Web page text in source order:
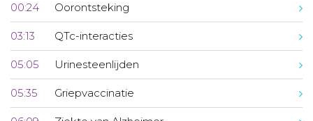
00:24 Oorontsteking
03:13 QTc-interacties
05:05 Urinesteenlijden
05:35 Griepvaccinatie